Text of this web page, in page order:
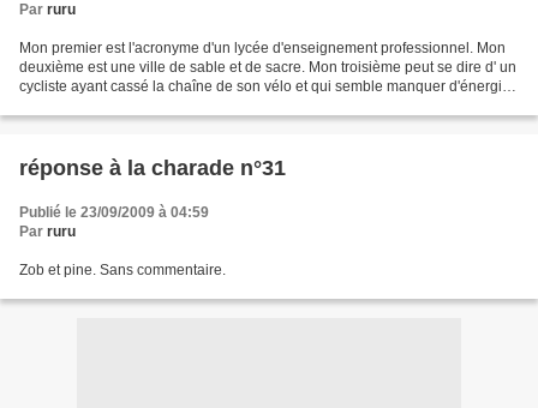
Par ruru
Mon premier est l'acronyme d'un lycée d'enseignement professionnel. Mon
deuxième est une ville de sable et de sacre. Mon troisième peut se dire d' un
cycliste ayant cassé la chaîne de son vélo et qui semble manquer d'énergie.
réponse à la charade n°31
Publié le 23/09/2009 à 04:59
Par ruru
Zob et pine. Sans commentaire.